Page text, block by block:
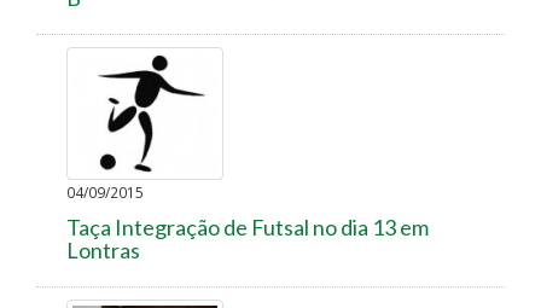
04/09/2015
Taça Integração de Futsal no dia 13 em
Lontras